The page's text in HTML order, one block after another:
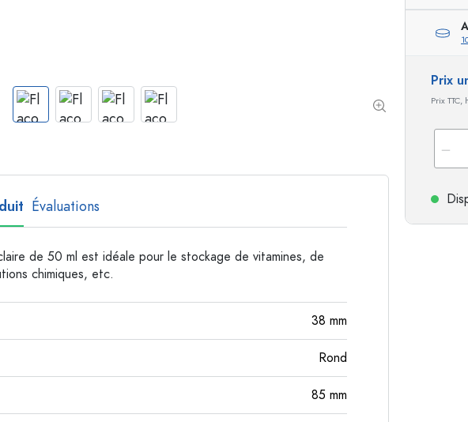
Bouteilles à anse
Bouteilles à goulot long
Bouteilles
Dames-jeannes
Bouteilles par matière
Bouteilles en verre
Prix
Prix
Évaluations
de 50 ml est idéale pour le stockage de vitamines, de
chimiques, etc.
38 mm
Rond
85 mm